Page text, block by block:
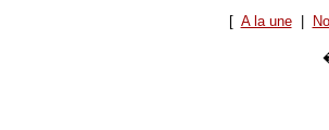
[ A la une|